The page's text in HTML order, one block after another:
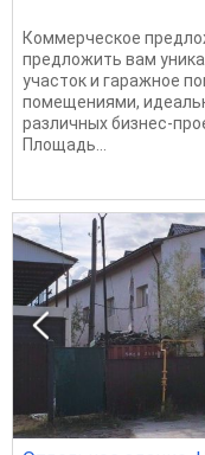
Коммерческое
предложить вам
участок и гаражное
помещениями,
различных бизнес-
Площадь...